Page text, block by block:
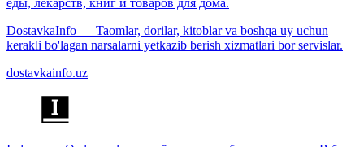
еды, лекарств, книг и товаров для дома.
DostavkaInfo — Taomlar, dorilar, kitoblar va boshqa uy uchun
kerakli bo'lagan narsalarni yetkazib berish xizmatlari bor servislar.
dostavkainfo.uz